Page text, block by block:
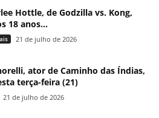
Hottle, de Godzilla vs. Kong,
18 anos...
21 de julho de 2026
ator de Caminho das Índias,
terça-feira (21)
21 de julho de 2026